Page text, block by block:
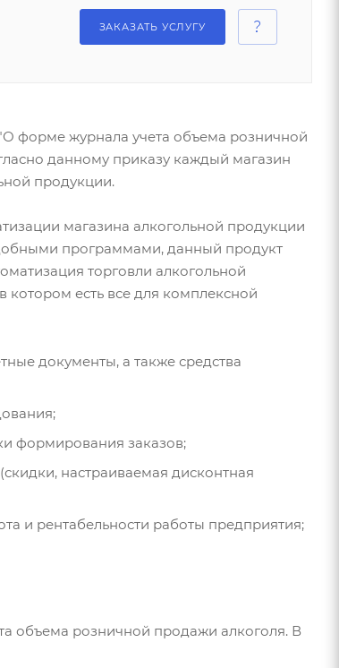
ЗАКАЗАТЬ УСЛУГУ
"О форме журнала учета объема розничной
данному приказу каждый магазин
продукции.
магазина алкогольной продукции
программами, данный продукт
торговли алкогольной
котором есть все для комплексной
документы, а также средства
формирования заказов;
настраиваемая дисконтная
и рентабельности работы предприятия;
объема розничной продажи алкоголя. В